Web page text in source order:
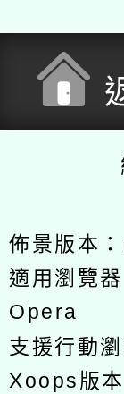
佈景版本：
適用瀏覽
Opera
支援行動
Xoops版